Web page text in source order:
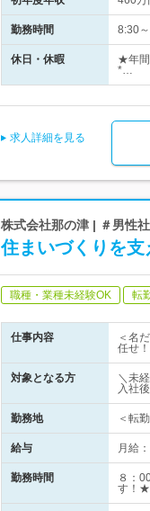
勤務時間 8:30
休日・休暇
★年間
*…
求人詳細を見る
株式会社那の津 | ＃男性
住まいづくりを
職種・業種未経験OK 転
仕事内容
＜名
任せ
対象となる方
＼未
入社
勤務地 ＜転
給与 月給
勤務時間
８：
す！